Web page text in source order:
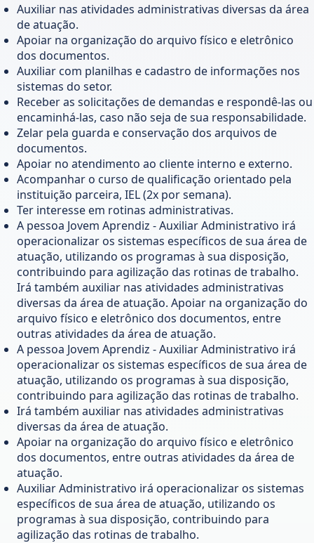
Auxiliar nas atividades administrativas diversas da área
de atuação.
Apoiar na organização do arquivo físico e eletrônico
dos documentos.
Auxiliar com planilhas e cadastro de informações nos
sistemas do setor.
Receber as solicitações de demandas e respondê-las ou
encaminhá-las, caso não seja de sua responsabilidade.
Zelar pela guarda e conservação dos arquivos de
documentos.
Apoiar no atendimento ao cliente interno e externo.
Acompanhar o curso de qualificação orientado pela
instituição parceira, IEL (2x por semana).
Ter interesse em rotinas administrativas.
A pessoa Jovem Aprendiz - Auxiliar Administrativo irá
operacionalizar os sistemas específicos de sua área de
atuação, utilizando os programas à sua disposição,
contribuindo para agilização das rotinas de trabalho.
Irá também auxiliar nas atividades administrativas
diversas da área de atuação. Apoiar na organização do
arquivo físico e eletrônico dos documentos, entre
outras atividades da área de atuação.
A pessoa Jovem Aprendiz - Auxiliar Administrativo irá
operacionalizar os sistemas específicos de sua área de
atuação, utilizando os programas à sua disposição,
contribuindo para agilização das rotinas de trabalho.
Irá também auxiliar nas atividades administrativas
diversas da área de atuação.
Apoiar na organização do arquivo físico e eletrônico
dos documentos, entre outras atividades da área de
atuação.
Auxiliar Administrativo irá operacionalizar os sistemas
específicos de sua área de atuação, utilizando os
programas à sua disposição, contribuindo para
agilização das rotinas de trabalho.